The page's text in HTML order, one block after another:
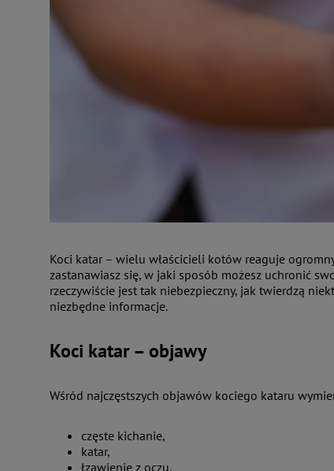
Koci katar – wielu właścicieli kotów reaguje
zastanawiasz się, w jaki sposób możesz uchronić
rzeczywiście jest tak niebezpieczny, jak twierdzą
niezbędne informacje.
Koci katar – objawy
Wśród najczęstszych objawów kociego kataru
częste kichanie,
katar,
łzawienie z oczu,